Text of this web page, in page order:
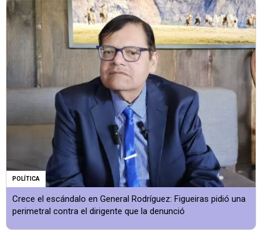
POLÍTICA
Crece el escándalo en General Rodríguez: Figueiras pidió una
perimetral contra el dirigente que la denunció